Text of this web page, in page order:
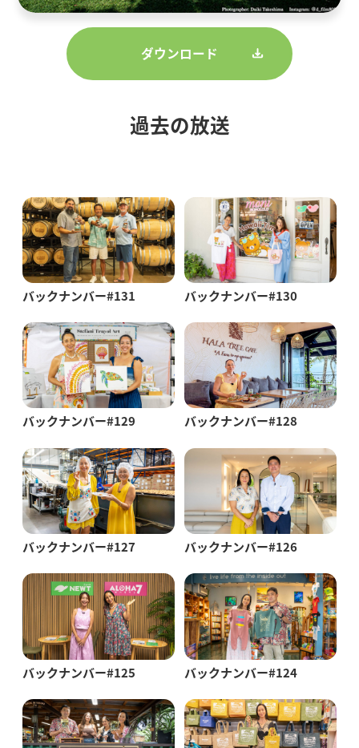
ダウンロード
過去の放送
バックナンバー#131 バックナンバー#130
バックナンバー#129 バックナンバー#128
バックナンバー#127 バックナンバー#126
バックナンバー#125 バックナンバー#124